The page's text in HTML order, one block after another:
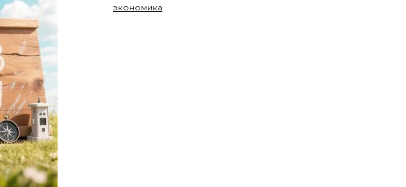
экономика